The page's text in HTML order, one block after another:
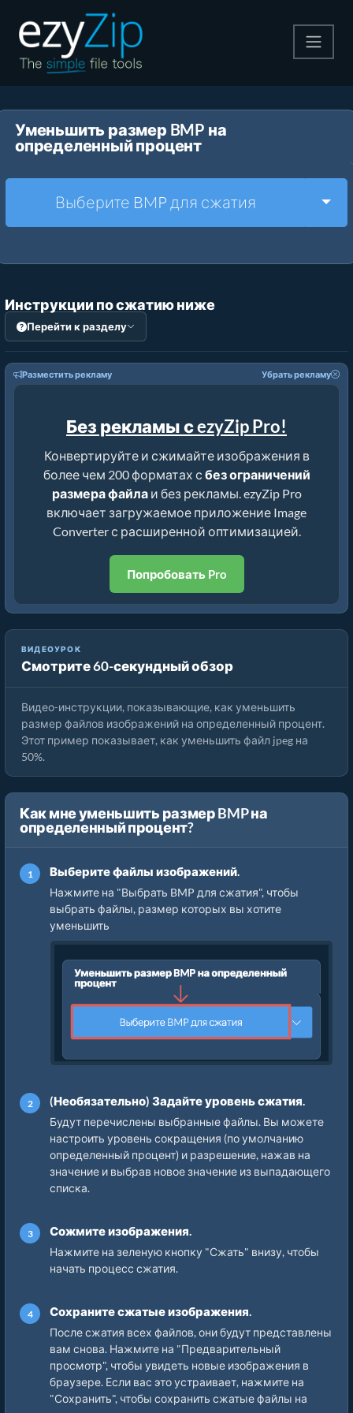
Pаспаковывайте
Другие инструменты
Уменьшить размер BMP на
определенный процент
Выберите BMP для сжатия
Инструкции по сжатию ниже
Перейти к разделу
Разместить рекламу Убрать рекламу
Без рекламы с ezyZip Pro!
Конвертируйте и сжимайте изображения в
более чем 200 форматах с без ограничений
размера файлаи без рекламы. ezyZip Pro
включает загружаемое приложение Image
Converter с расширенной оптимизацией.
Попробовать Pro
ВИДЕОУРОК
Смотрите 60-секундный обзор
Как уменьшить размер bmp на процент
Видео-инструкции, показывающие, как уменьшить
размер файлов изображений на определенный процент.
Этот пример показывает, как уменьшить файл jpeg на
50%.
Как мне уменьшить размер BMP на
определенный процент?
Выберите файлы изображений.
Нажмите на "Выбрать BMP для сжатия", чтобы
выбрать файлы, размер которых вы хотите
уменьшить
(Необязательно) Задайте уровень сжатия.
Будут перечислены выбранные файлы. Вы можете
настроить уровень сокращения (по умолчанию
определенный процент) и разрешение, нажав на
значение и выбрав новое значение из выпадающего
списка.
Сожмите изображения.
Нажмите на зеленую кнопку "Сжать" внизу, чтобы
начать процесс сжатия.
Сохраните сжатые изображения.
После сжатия всех файлов, они будут представлены
вам снова. Нажмите на "Предварительный
просмотр", чтобы увидеть новые изображения в
браузере. Если вас это устраивает, нажмите на
"Сохранить", чтобы сохранить сжатые файлы на